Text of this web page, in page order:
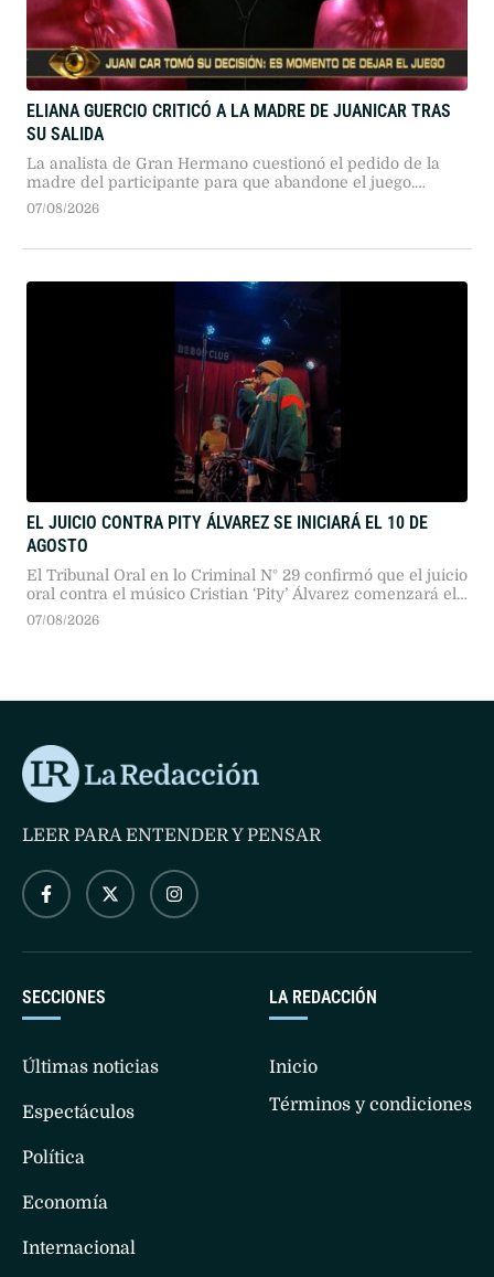
ELIANA GUERCIO CRITICÓ A LA MADRE DE JUANICAR TRAS
SU SALIDA
La analista de Gran Hermano cuestionó el pedido de la
madre del participante para que abandone el juego.
Guercio calificó la decisión como un acto de egoísmo y
07/08/2026
EL JUICIO CONTRA PITY ÁLVAREZ SE INICIARÁ EL 10 DE
AGOSTO
El Tribunal Oral en lo Criminal N° 29 confirmó que el juicio
oral contra el músico Cristian ‘Pity’ Álvarez comenzará el
próximo 10 de agosto. La Justicia desestimó planteos
07/08/2026
LA REDACCIÓN
Inicio
Términos y condiciones
SECCIONES
Últimas noticias
Espectáculos
Política
Economía
Internacional
LEER PARA ENTENDER Y PENSAR